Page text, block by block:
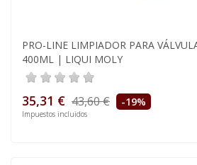
PRO-LINE LIMPIADOR PARA
400ML | LIQUI MOLY
35,31 € 43,60 € -19%
Impuestos incluidos